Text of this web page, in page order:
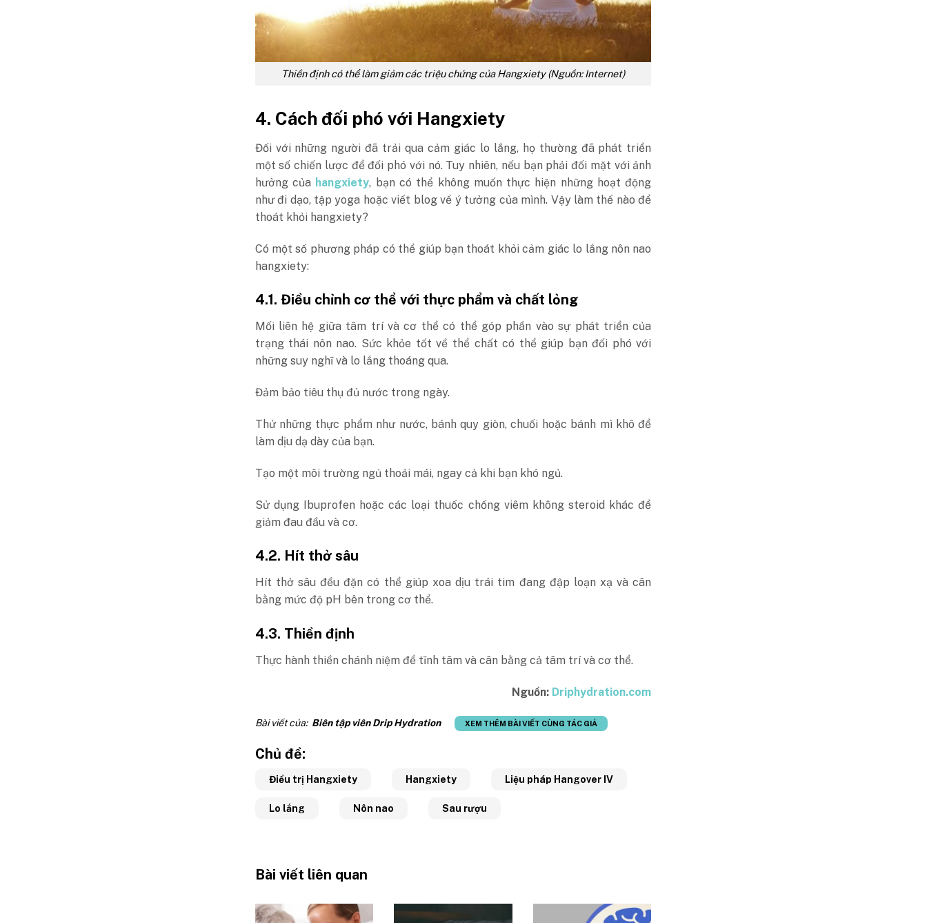
Thiền định có thể làm giảm các triệu chứng của Hangxiety (Nguồn: Internet)
4. Cách đối phó với Hangxiety
Đối với những người đã trải qua cảm giác lo lắng, họ thường đã phát triển
một số chiến lược để đối phó với nó. Tuy nhiên, nếu bạn phải đối mặt với ảnh
hưởng của hangxiety, bạn có thể không muốn thực hiện những hoạt động
như đi dạo, tập yoga hoặc viết blog về ý tưởng của mình. Vậy làm thế nào để
thoát khỏi hangxiety?
Có một số phương pháp có thể giúp bạn thoát khỏi cảm giác lo lắng nôn nao
hangxiety:
4.1. Điều chỉnh cơ thể với thực phẩm và chất lỏng
Mối liên hệ giữa tâm trí và cơ thể có thể góp phần vào sự phát triển của
trạng thái nôn nao. Sức khỏe tốt về thể chất có thể giúp bạn đối phó với
những suy nghĩ và lo lắng thoáng qua.
Đảm bảo tiêu thụ đủ nước trong ngày.
Thử những thực phẩm như nước, bánh quy giòn, chuối hoặc bánh mì khô để
làm dịu dạ dày của bạn.
Tạo một môi trường ngủ thoải mái, ngay cả khi bạn khó ngủ.
Sử dụng Ibuprofen hoặc các loại thuốc chống viêm không steroid khác để
giảm đau đầu và cơ.
4.2. Hít thở sâu
Hít thở sâu đều đặn có thể giúp xoa dịu trái tim đang đập loạn xạ và cân
bằng mức độ pH bên trong cơ thể.
4.3. Thiền định
Thực hành thiền chánh niệm để tĩnh tâm và cân bằng cả tâm trí và cơ thể.
Nguồn: Driphydration.com
Bài viết của: Biên tập viên Drip Hydration XEM THÊM BÀI VIẾT CÙNG TÁC GIẢ
Chủ đề:
Điều trị Hangxiety Hangxiety Liệu pháp Hangover IV
Lo lắng Nôn nao Sau rượu
Bài viết liên quan